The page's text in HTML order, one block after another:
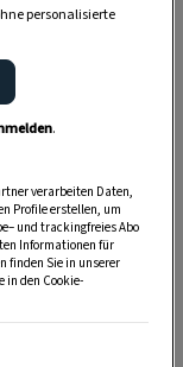
personalisierte
.
verarbeiten Daten,
Profile erstellen, um
und trackingfreies Abo
Informationen für
finden Sie in unserer
in den Cookie-